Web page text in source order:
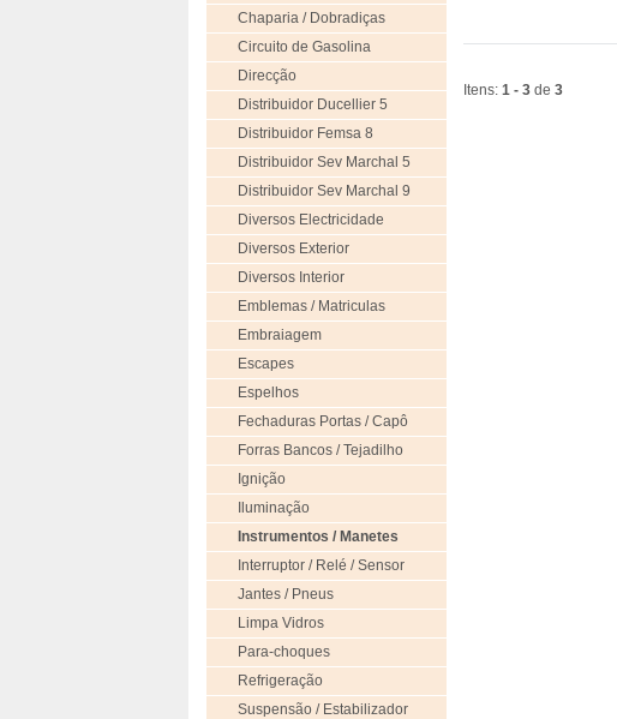
Itens: 1 - 3 de 3
Chaparia / Dobradiças
Circuito de Gasolina
Direcção
Distribuidor Ducellier 5
Distribuidor Femsa 8
Distribuidor Sev Marchal 5
Distribuidor Sev Marchal 9
Diversos Electricidade
Diversos Exterior
Diversos Interior
Emblemas / Matriculas
Embraiagem
Escapes
Espelhos
Fechaduras Portas / Capô
Forras Bancos / Tejadilho
Ignição
Iluminação
Instrumentos / Manetes
Interruptor / Relé / Sensor
Jantes / Pneus
Limpa Vidros
Para-choques
Refrigeração
Suspensão / Estabilizador